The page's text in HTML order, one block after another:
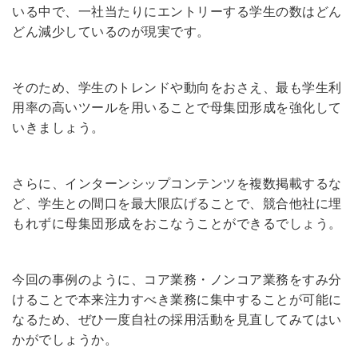
いる中で、一社当たりにエントリーする学生の数はどん
どん減少しているのが現実です。
そのため、学生のトレンドや動向をおさえ、最も学生利
用率の高いツールを用いることで母集団形成を強化して
いきましょう。
さらに、インターンシップコンテンツを複数掲載するな
ど、学生との間口を最大限広げることで、競合他社に埋
もれずに母集団形成をおこなうことができるでしょう。
今回の事例のように、コア業務・ノンコア業務をすみ分
けることで本来注力すべき業務に集中することが可能に
なるため、ぜひ一度自社の採用活動を見直してみてはい
かがでしょうか。